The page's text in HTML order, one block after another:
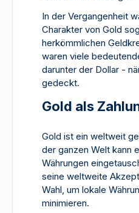
In der Vergangenheit
Charakter von Gold
herkömmlichen
waren viele
darunter der Dollar -
gedeckt.
Gold als
Gold ist ein weltweit
der ganzen Welt kann
Währungen
seine weltweite
Wahl, um lokale
minimieren.